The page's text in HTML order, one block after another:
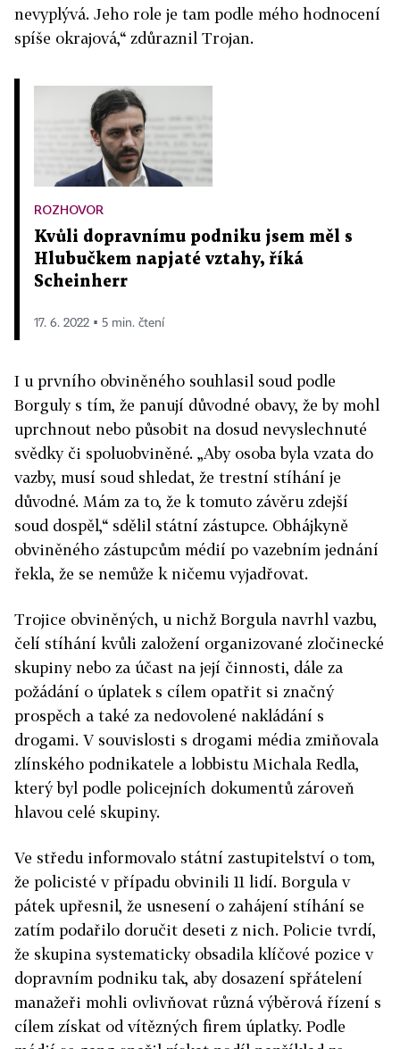
nevyplývá. Jeho role je tam podle mého hodnocení
spíše okrajová,“ zdůraznil Trojan.
ROZHOVOR
Kvůli dopravnímu podniku jsem měl s
Hlubučkem napjaté vztahy, říká
Scheinherr
17. 6. 2022 ▪ 5 min. čtení
I u prvního obviněného souhlasil soud podle
Borguly s tím, že panují důvodné obavy, že by mohl
uprchnout nebo působit na dosud nevyslechnuté
svědky či spoluobviněné. „Aby osoba byla vzata do
vazby, musí soud shledat, že trestní stíhání je
důvodné. Mám za to, že k tomuto závěru zdejší
soud dospěl,“ sdělil státní zástupce. Obhájkyně
obviněného zástupcům médií po vazebním jednání
řekla, že se nemůže k ničemu vyjadřovat.
Trojice obviněných, u nichž Borgula navrhl vazbu,
čelí stíhání kvůli založení organizované zločinecké
skupiny nebo za účast na její činnosti, dále za
požádání o úplatek s cílem opatřit si značný
prospěch a také za nedovolené nakládání s
drogami. V souvislosti s drogami média zmiňovala
zlínského podnikatele a lobbistu Michala Redla,
který byl podle policejních dokumentů zároveň
hlavou celé skupiny.
Ve středu informovalo státní zastupitelství o tom,
že policisté v případu obvinili 11 lidí. Borgula v
pátek upřesnil, že usnesení o zahájení stíhání se
zatím podařilo doručit deseti z nich. Policie tvrdí,
že skupina systematicky obsadila klíčové pozice v
dopravním podniku tak, aby dosazení spřátelení
manažeři mohli ovlivňovat různá výběrová řízení s
cílem získat od vítězných firem úplatky. Podle